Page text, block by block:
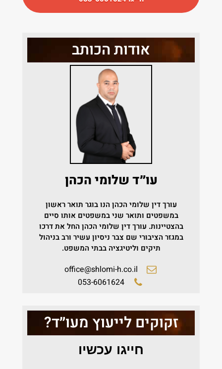
אודות הכותב
עו״ד שלומי הכהן
עורך דין שלומי הכהן הנו בוגר תואר ראשון
במשפטים ותואר שני במשפטים אותו סיים
בהצטיינות. עורך דין שלומי הכהן החל את דרכו
במגזר הציבורי שם צבר ניסיון עשיר ורב בניהול
תיקים וליטיגציה בבתי המשפט.
office@shlomi-h.co.il
053-6061624
זקוקים לייעוץ מעו״ד?
חייגו עכשיו